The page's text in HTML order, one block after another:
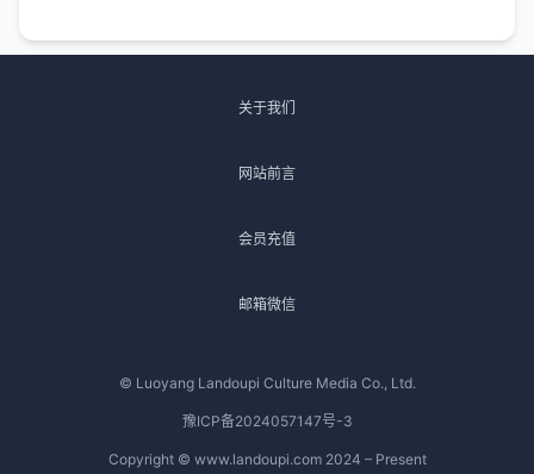
关于我们
网站前言
会员充值
邮箱微信
© Luoyang Landoupi Culture Media Co., Ltd.
豫ICP备2024057147号-3
Copyright © www.landoupi.com 2024 – Present